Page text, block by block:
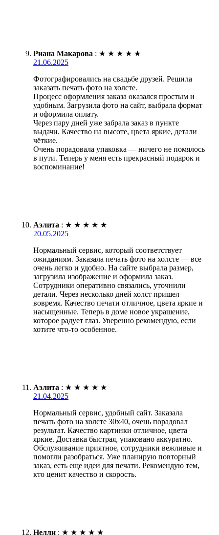
Риана Макарова : ★ ★ ★ ★ ★
21.06.2025
Фотографировались на свадьбе друзей. Решила
заказать печать фото на холсте.
Процесс оформления заказа оказался простым и
удобным. Загрузила фото на сайт, выбрала формат
и оформила оплату.
Через пару дней уже забрала заказ в пункте
выдачи. Качество на высоте, цвета яркие, детали
чёткие.
Очень порадовала упаковка — ничего не помялось
в пути. Теперь у меня есть прекрасный подарок и
воспоминание!
Аэлита : ★ ★ ★ ★ ★
20.05.2025
Нормальный сервис, который соответствует
ожиданиям. Заказала печать фото на холсте — все
очень легко и удобно. На сайте выбрала размер,
загрузила изображение и оформила заказ.
Сотрудники оперативно связались, уточнили
детали. Через несколько дней холст пришел
вовремя. Качество печати отличное, цвета яркие и
насыщенные. Теперь в доме новое украшение,
которое радует глаз. Уверенно рекомендую, если
хотите что-то особенное.
Аэлита : ★ ★ ★ ★ ★
21.04.2025
Нормальный сервис, удобный сайт. Заказала
печать фото на холсте 30х40, очень порадовал
результат. Качество картинки отличное, цвета
яркие. Доставка быстрая, упаковано аккуратно.
Обслуживание приятное, сотрудники вежливые и
помогли разобраться. Уже планирую повторный
заказ, есть еще идеи для печати. Рекомендую тем,
кто ценит качество и скорость.
Нелли : ★ ★ ★ ★ ★